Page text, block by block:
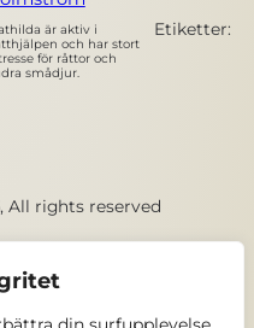
är aktiv i
och har stort
för råttor och
smådjur.
Etiketter:
All rights reserved